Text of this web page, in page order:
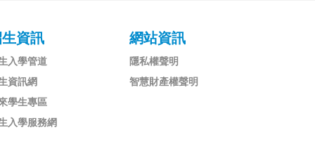
資訊
入學管道
資訊網
學生專區
入學服務網
網站資訊
隱私權聲明
智慧財產權聲明